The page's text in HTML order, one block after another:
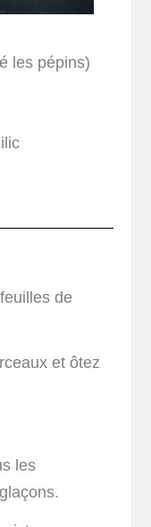
les pépins)
de
et ôtez
les